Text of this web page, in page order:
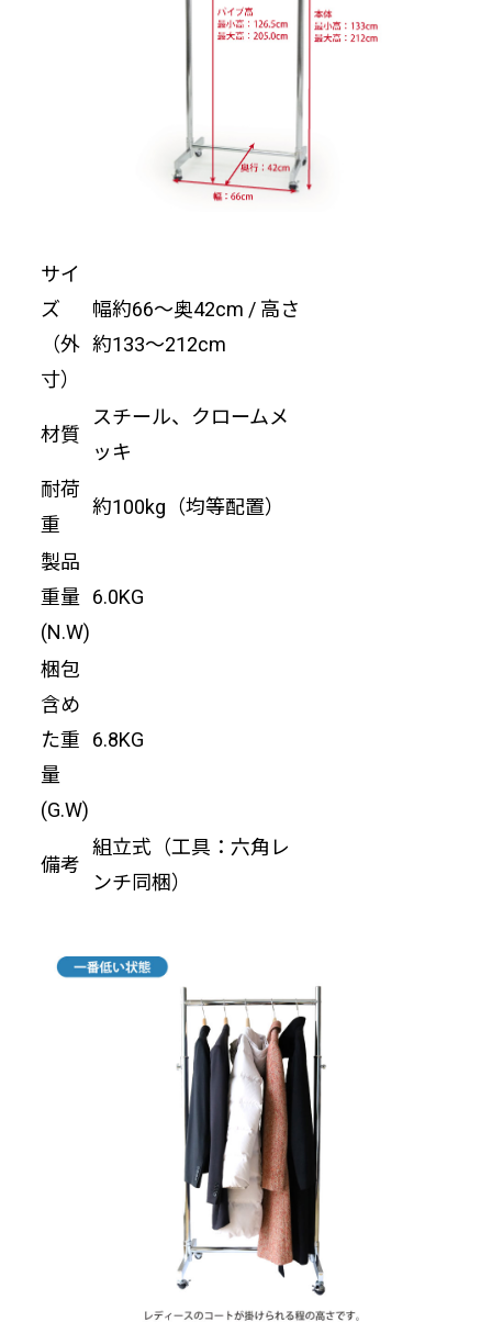
サイ
ズ
（外
寸）
幅約66〜奥42cm / 高さ
約133〜212cm
材質
スチール、クロームメ
ッキ
耐荷
重
約100kg（均等配置）
製品
重量
(N.W)
6.0KG
梱包
含め
た重
量
(G.W)
6.8KG
備考
組立式（工具：六角レ
ンチ同梱）